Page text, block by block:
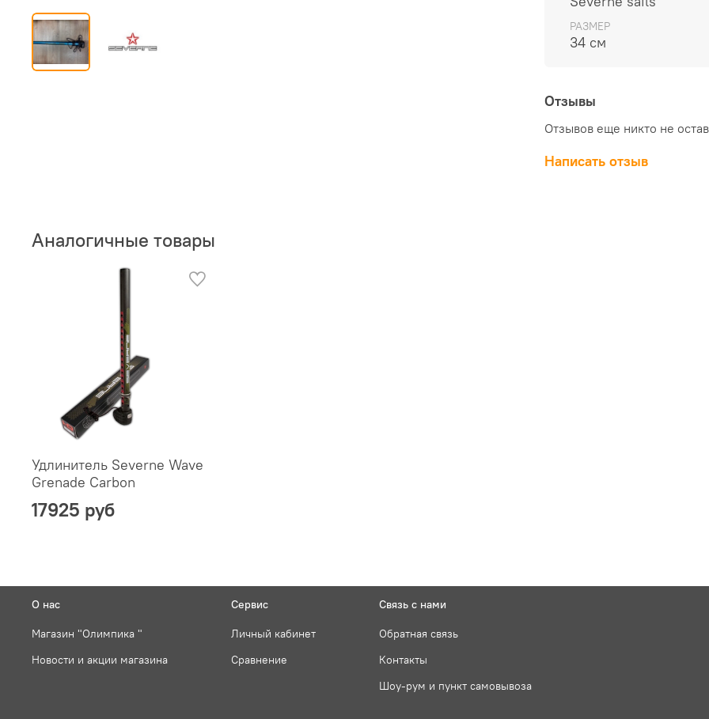
РАЗМЕР
34 см
Отзывы
Отзывов еще никто не
Написать отзыв
Аналогичные товары
Удлинитель Severne Wave
Grenade Carbon
17925 руб
О нас
Магазин "Олимпика "
Новости и акции магазина
Сервис
Личный кабинет
Сравнение
Связь с нами
Обратная связь
Контакты
Шоу-рум и пункт самовывоза